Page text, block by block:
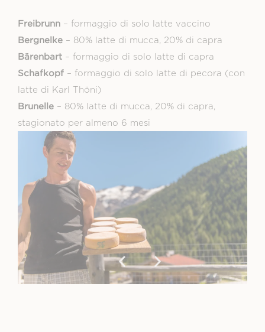
Freibrunn– formaggio di solo latte vaccino
Bergnelke– 80% latte di mucca, 20% di capra
Bärenbart– formaggio di solo latte di capra
Schafkopf– formaggio di solo latte di pecora (con
latte di Karl Thöni)
Brunelle– 80% latte di mucca, 20% di capra,
stagionato per almeno 6 mesi